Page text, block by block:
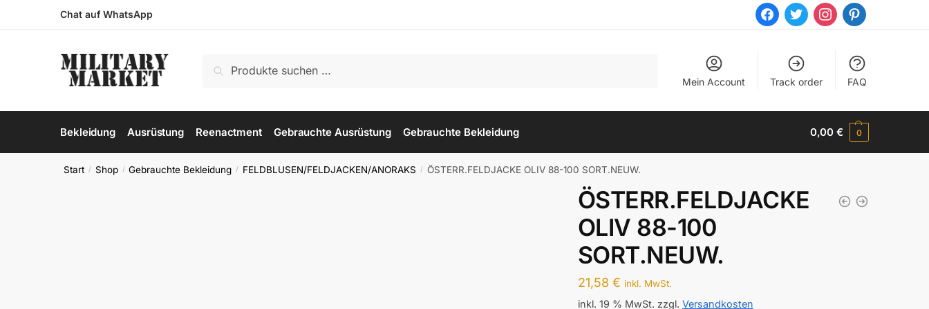
Chat auf WhatsApp facebooktwitter instagrampinterest
nach:
Suchen
Mein Account Track order FAQ
Bekleidung Ausrüstung Reenactment Gebrauchte Ausrüstung Gebrauchte Bekleidung 0,00€ 0
Start / Shop / Gebrauchte Bekleidung / FELDBLUSEN/FELDJACKEN/ANORAKS / ÖSTERR.FELDJACKE OLIV 88-100 SORT.NEUW.
ÖSTERR.FELDJACKE
OLIV 88-100
SORT.NEUW.
21,58 € inkl. MwSt.
inkl. 19 % MwSt. zzgl. Versandkosten